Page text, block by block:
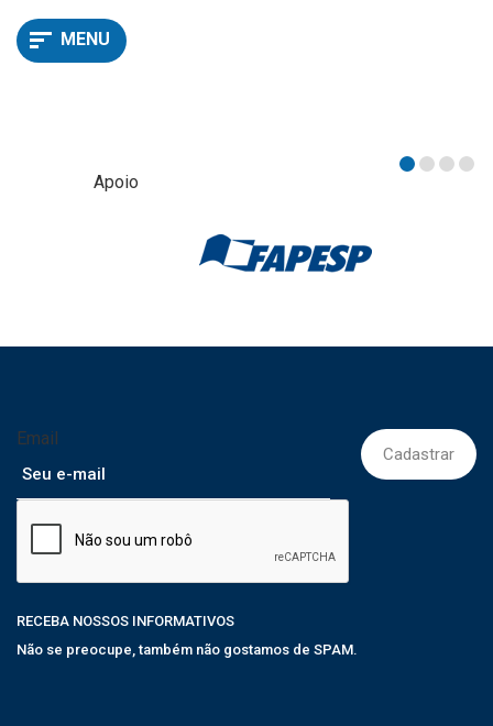
MENU
Apoio
Email
RECEBA NOSSOS INFORMATIVOS
Não se preocupe, também não gostamos de SPAM.